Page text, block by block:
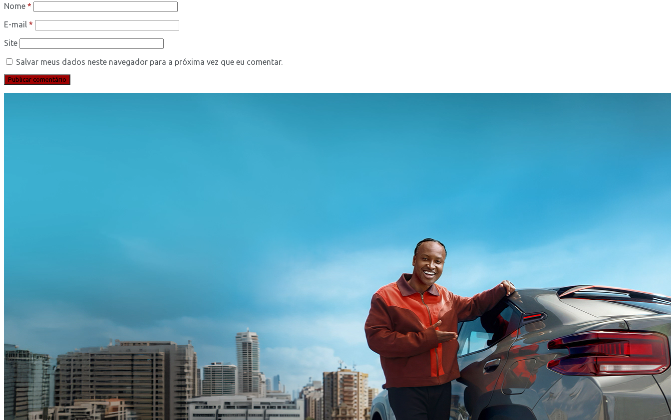
Nome *
E-mail *
Site
Salvar meus dados neste navegador para a próxima vez que eu comentar.